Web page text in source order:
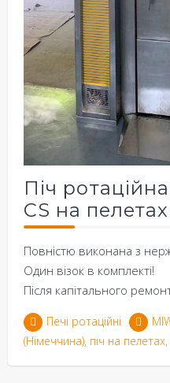
Піч
CS на
Повністю виконана з
Один візок в комплекті!
Після капітального
Печі ротаційні
(Німеччина), піч на пелетах,